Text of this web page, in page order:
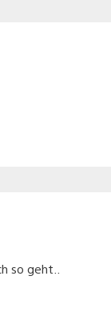
so geht..